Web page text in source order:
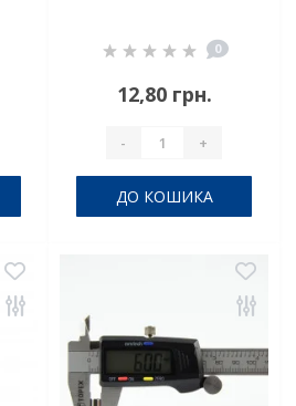
0
12,80 грн.
- +
ДО КОШИКА